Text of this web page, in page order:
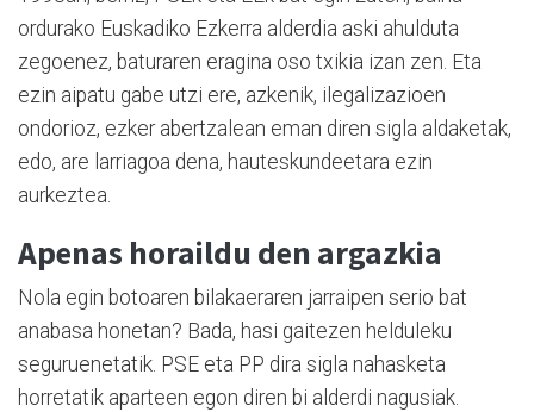
ordurako Euskadiko Ezkerra alderdia aski ahulduta
zegoenez, baturaren eragina oso txikia izan zen. Eta
ezin aipatu gabe utzi ere, azkenik, ilegalizazioen
ondorioz, ezker abertzalean eman diren sigla aldaketak,
edo, are larriagoa dena, hauteskundeetara ezin
aurkeztea.
Apenas horaildu den argazkia
Nola egin botoaren bilakaeraren jarraipen serio bat
anabasa honetan? Bada, hasi gaitezen helduleku
seguruenetatik. PSE eta PP dira sigla nahasketa
horretatik aparteen egon diren bi alderdi nagusiak.